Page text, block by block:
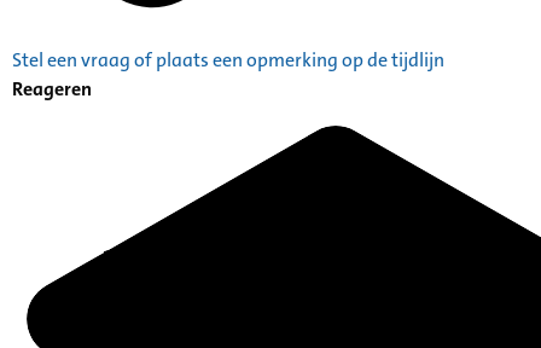
Stel een vraag of plaats een opmerking op de tijdlijn
Reageren